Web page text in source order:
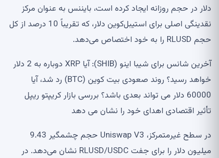
دلار در حجم روزانه ایجاد کرده است، بایننس به عنوان مرکز
نقدینگی اصلی برای استیبل‌کوین دلار، که تقریباً 10 درصد از کل
حجم RLUSD را به خود اختصاص می‌دهد.
آخرین شانس برای شیبا اینو (SHIB): آیا XRP دوباره به 2 دلار
خواهد رسید؟ روند صعودی بیت کوین (BTC) رد شد، آیا
60000 دلار می تواند بعدی باشد؟ بررسی بازار کریپتو ریپل
تأثیر اقتصادی اهدای خود را نشان می دهد
در سطح غیرمتمرکز، Uniswap V3 حجم چشمگیر 9.43
میلیون دلار را برای جفت RLUSD/USDC نشان می‌دهد. در